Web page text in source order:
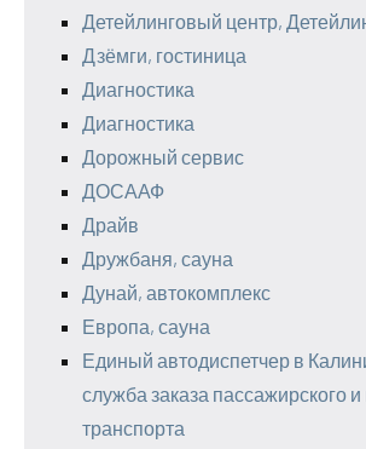
Детейлинговый центр,
Дзёмги, гостиница
Диагностика
Диагностика
Дорожный сервис
ДОСААФ
Драйв
Дружбаня, сауна
Дунай, автокомплекс
Европа, сауна
Единый автодиспетчер в
служба заказа пассажирского и
транспорта